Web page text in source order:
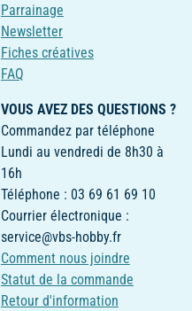
Parrainage
Newsletter
Fiches créatives
FAQ
VOUS AVEZ DES QUESTIONS ?
Commandez par téléphone
Lundi au vendredi de 8h30 à
16h
Téléphone : 03 69 61 69 10
Courrier électronique :
service@vbs-hobby.fr
Comment nous joindre
Statut de la commande
Retour d'information